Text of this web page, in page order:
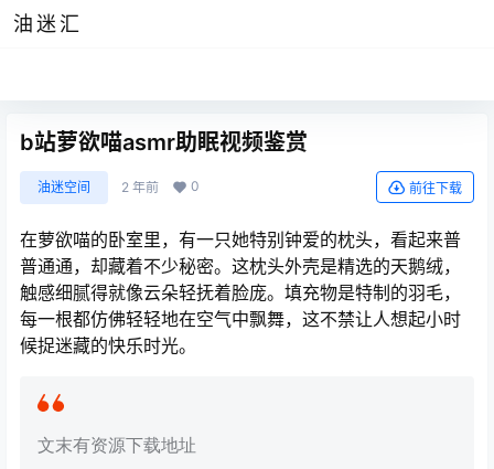
油迷汇
b站萝欲喵asmr助眠视频鉴赏
油迷空间 2 年前 0 前往下载
在萝欲喵的卧室里，有一只她特别钟爱的枕头，看起来普
普通通，却藏着不少秘密。这枕头外壳是精选的天鹅绒，
触感细腻得就像云朵轻抚着脸庞。填充物是特制的羽毛，
每一根都仿佛轻轻地在空气中飘舞，这不禁让人想起小时
候捉迷藏的快乐时光。
文末有资源下载地址